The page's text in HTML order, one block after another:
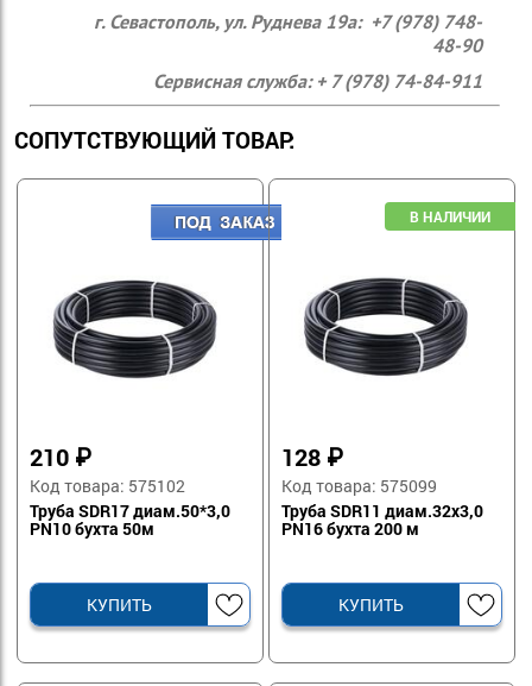
г. Севастополь, ул. Руднева 19а: +7 (978) 748-
48-90
Сервисная служба: + 7 (978) 74-84-911
СОПУТСТВУЮЩИЙ ТОВАР:
210 ₽
Код товара: 575102
Труба SDR17 диам.50*3,0
PN10 бухта 50м
КУПИТЬ
128 ₽
Код товара: 575099
Труба SDR11 диам.32х3,0
PN16 бухта 200 м
КУПИТЬ